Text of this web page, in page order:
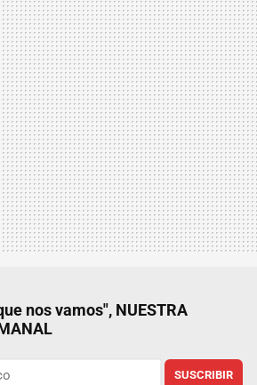
nos vamos", NUESTRA
SUSCRIBIR